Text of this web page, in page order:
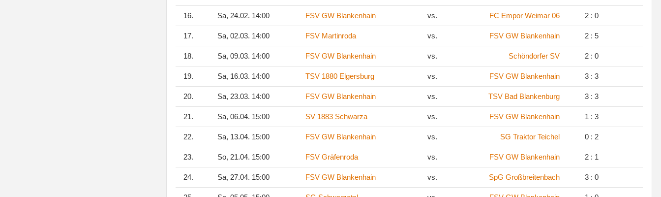
16. Sa, 24.02. 14:00 FSV GW Blankenhain vs. FC Empor Weimar 06 2 : 0
17. Sa, 02.03. 14:00 FSV Martinroda vs. FSV GW Blankenhain 2 : 5
18. Sa, 09.03. 14:00 FSV GW Blankenhain vs. Schöndorfer SV 2 : 0
19. Sa, 16.03. 14:00 TSV 1880 Elgersburg vs. FSV GW Blankenhain 3 : 3
20. Sa, 23.03. 14:00 FSV GW Blankenhain vs. TSV Bad Blankenburg 3 : 3
21. Sa, 06.04. 15:00 SV 1883 Schwarza vs. FSV GW Blankenhain 1 : 3
22. Sa, 13.04. 15:00 FSV GW Blankenhain vs. SG Traktor Teichel 0 : 2
23. So, 21.04. 15:00 FSV Gräfenroda vs. FSV GW Blankenhain 2 : 1
24. Sa, 27.04. 15:00 FSV GW Blankenhain vs. SpG Großbreitenbach 3 : 0